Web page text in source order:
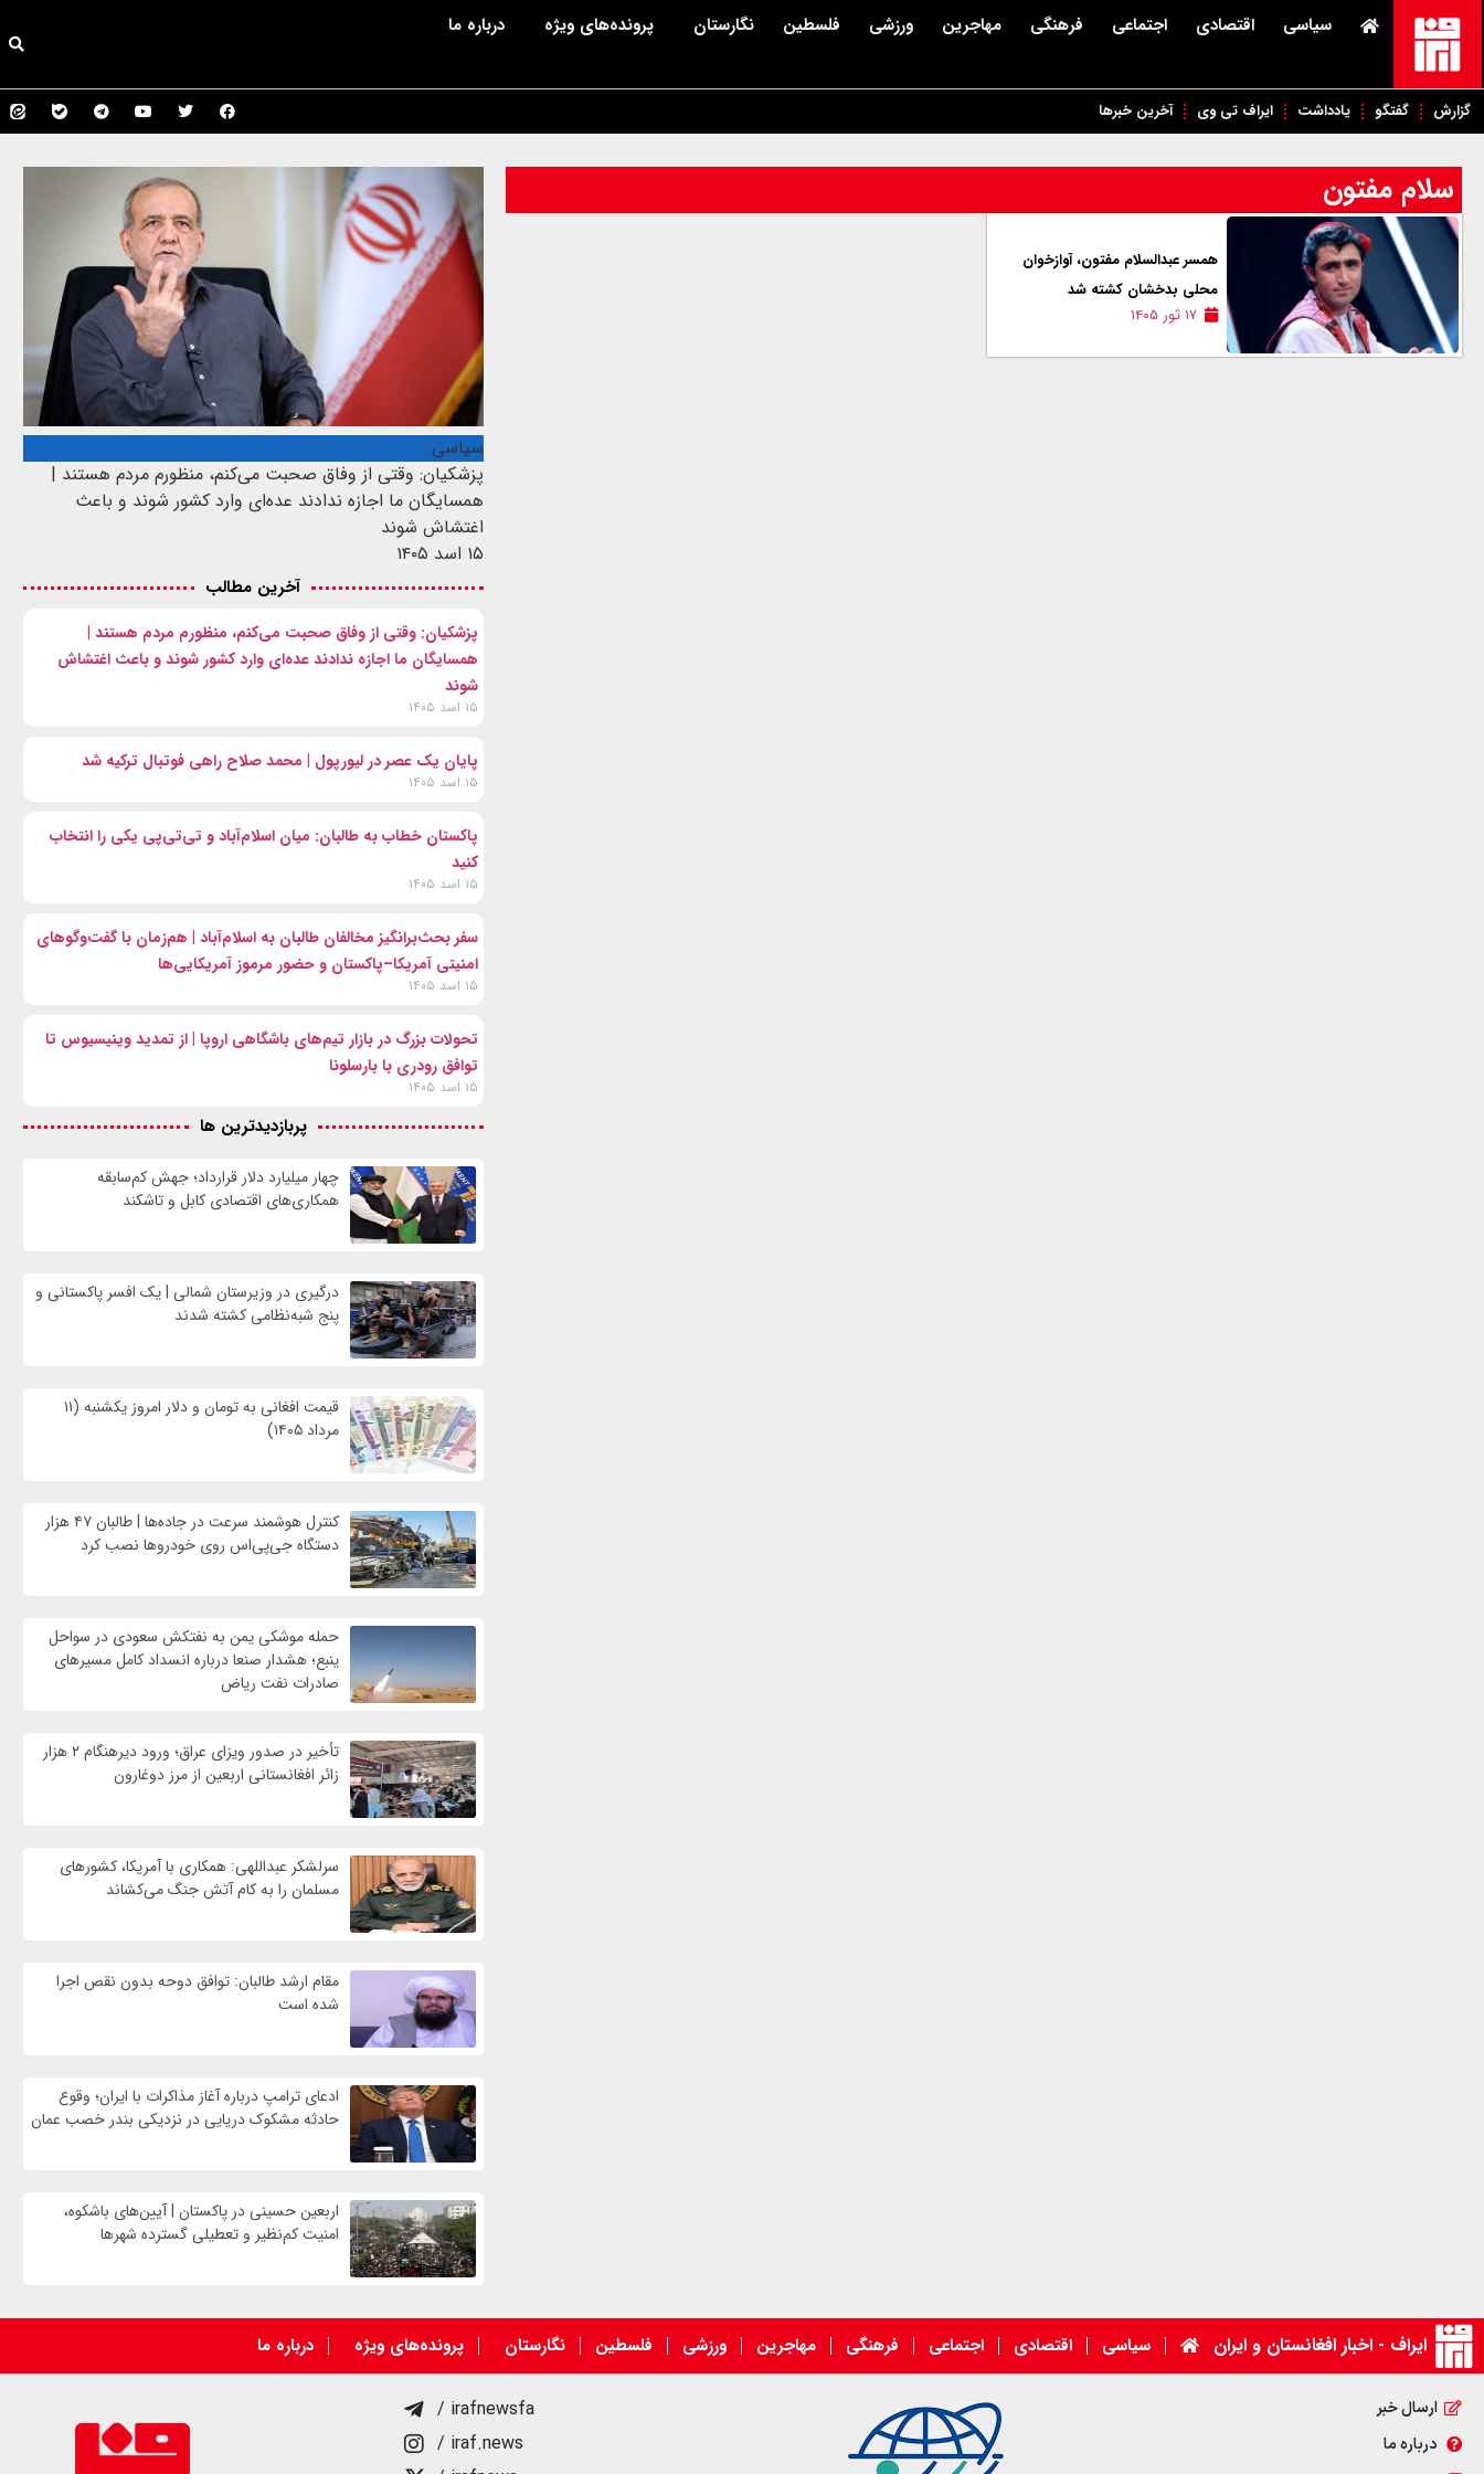
سیاسی اقتصادی اجتماعی فرهنگی مهاجرین ورزشی فلسطین نگارستان پرونده‌های ویژه درباره ما
گزارش گفتگو یادداشت ایراف تی وی آخرین خبرها
سلام مفتون
همسر عبدالسلام مفتون، آوازخوان
محلی بدخشان کشته شد
۱۷ ثور ۱۴۰۵
سیاسی
پزشکیان: وقتی از وفاق صحبت می‌کنم، منظورم مردم هستند |
همسایگان ما اجازه ندادند عده‌ای وارد کشور شوند و باعث
اغتشاش شوند
۱۵ اسد ۱۴۰۵
آخرین مطالب
پزشکیان: وقتی از وفاق صحبت می‌کنم، منظورم مردم هستند |
همسایگان ما اجازه ندادند عده‌ای وارد کشور شوند و باعث اغتشاش
شوند
۱۵ اسد ۱۴۰۵
پایان یک عصر در لیورپول | محمد صلاح راهی فوتبال ترکیه شد
۱۵ اسد ۱۴۰۵
پاکستان خطاب به طالبان: میان اسلام‌آباد و تی‌تی‌پی یکی را انتخاب
کنید
۱۵ اسد ۱۴۰۵
سفر بحث‌برانگیز مخالفان طالبان به اسلام‌آباد | هم‌زمان با گفت‌وگوهای
امنیتی آمریکا–پاکستان و حضور مرموز آمریکایی‌ها
۱۵ اسد ۱۴۰۵
تحولات بزرگ در بازار تیم‌های باشگاهی اروپا | از تمدید وینیسیوس تا
توافق رودری با بارسلونا
۱۵ اسد ۱۴۰۵
پربازدیدترین ها
چهار میلیارد دلار قرارداد؛ جهش کم‌سابقه
همکاری‌های اقتصادی کابل و تاشکند
درگیری در وزیرستان شمالی | یک افسر پاکستانی و
پنج شبه‌نظامی کشته شدند
قیمت افغانی به تومان و دلار امروز یکشنبه (۱۱
مرداد ۱۴۰۵)
کنترل هوشمند سرعت در جاده‌ها | طالبان ۴۷ هزار
دستگاه جی‌پی‌اس روی خودروها نصب کرد
حمله موشکی یمن به نفتکش سعودی در سواحل
ینبع؛ هشدار صنعا درباره انسداد کامل مسیرهای
صادرات نفت ریاض
تأخیر در صدور ویزای عراق؛ ورود دیرهنگام ۲ هزار
زائر افغانستانی اربعین از مرز دوغارون
سرلشکر عبداللهی: همکاری با آمریکا، کشورهای
مسلمان را به کام آتش جنگ می‌کشاند
مقام ارشد طالبان: توافق دوحه بدون نقص اجرا
شده است
ادعای ترامپ درباره آغاز مذاکرات با ایران؛ وقوع
حادثه مشکوک دریایی در نزدیکی بندر خصب عمان
اربعین حسینی در پاکستان | آیین‌های باشکوه،
امنیت کم‌نظیر و تعطیلی گسترده شهرها
ایراف - اخبار افغانستان و ایران سیاسی اقتصادی اجتماعی فرهنگی مهاجرین ورزشی فلسطین نگارستان پرونده‌های ویژه درباره ما
ارسال خبر
درباره ما
/ irafnewsfa
/ iraf.news